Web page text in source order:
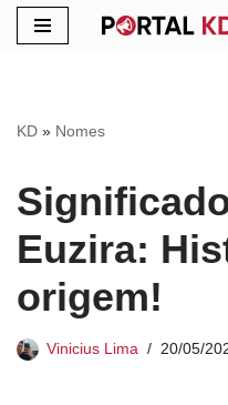
conteúdo
KD » Nomes
Euzira:
origem!
Vinicius Lima 20/05/